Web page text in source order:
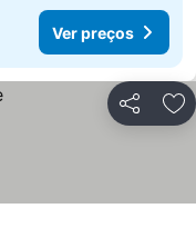
Ver preços
Partilhar